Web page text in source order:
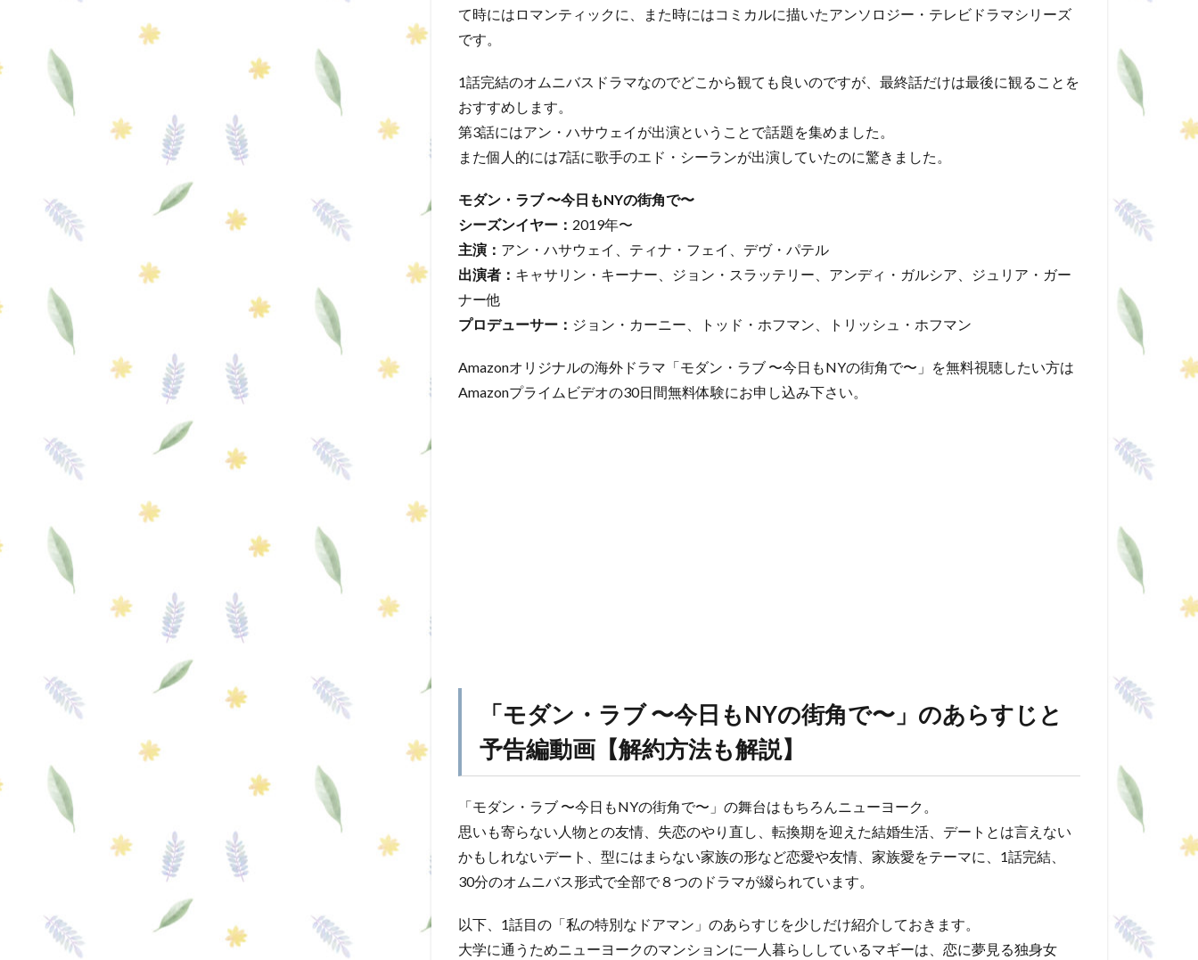
て時にはロマンティックに、また時にはコミカルに描いたアンソロジー・テレビドラマシリーズ
です。
1話完結のオムニバスドラマなのでどこから観ても良いのですが、最終話だけは最後に観ることを
おすすめします。
第3話にはアン・ハサウェイが出演ということで話題を集めました。
また個人的には7話に歌手のエド・シーランが出演していたのに驚きました。
モダン・ラブ 〜今日もNYの街角で〜
シーズンイヤー： 2019年〜
主演： アン・ハサウェイ、ティナ・フェイ、デヴ・パテル
出演者： キャサリン・キーナー、ジョン・スラッテリー、アンディ・ガルシア、ジュリア・ガー
ナー他
プロデューサー： ジョン・カーニー、トッド・ホフマン、トリッシュ・ホフマン
Amazonオリジナルの海外ドラマ「モダン・ラブ 〜今日もNYの街角で〜」を無料視聴したい方は
Amazonプライムビデオの30日間無料体験にお申し込み下さい。
「モダン・ラブ 〜今日もNYの街角で〜」のあらすじと
予告編動画【解約方法も解説】
「モダン・ラブ 〜今日もNYの街角で〜」の舞台はもちろんニューヨーク。
思いも寄らない人物との友情、失恋のやり直し、転換期を迎えた結婚生活、デートとは言えない
かもしれないデート、型にはまらない家族の形など恋愛や友情、家族愛をテーマに、1話完結、
30分のオムニバス形式で全部で８つのドラマが綴られています。
以下、1話目の「私の特別なドアマン」のあらすじを少しだけ紹介しておきます。
大学に通うためニューヨークのマンションに一人暮らししているマギーは、恋に夢見る独身女